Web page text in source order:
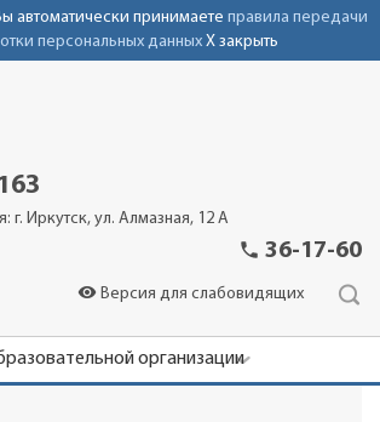
автоматически принимаете правила передачи
персональных данных X закрыть
Иркутск, ул. Алмазная, 12 А
phone 36-17-60
visibility Версия для слабовидящих
организации